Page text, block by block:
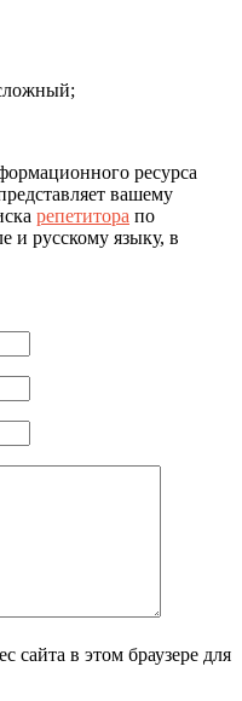
ресурса
вашему
репетитора по
и русскому языку, в
сайта в этом браузере для